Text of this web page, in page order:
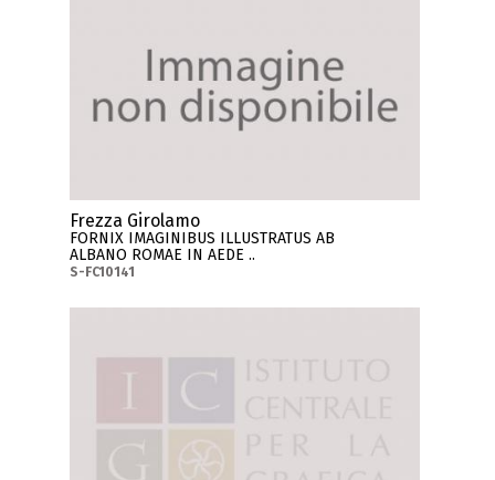
Frezza Girolamo
FORNIX IMAGINIBUS ILLUSTRATUS AB
ALBANO ROMAE IN AEDE ..
S-FC10141